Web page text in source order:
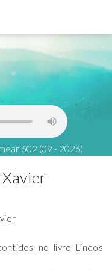
602 (09 - 2026)
Xavier
no livro Lindos